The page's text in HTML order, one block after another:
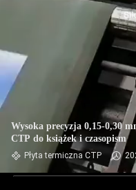
Wysoka precyzja 0,15-0,30
CTP do książek i czasopism
Płyta termiczna CTP